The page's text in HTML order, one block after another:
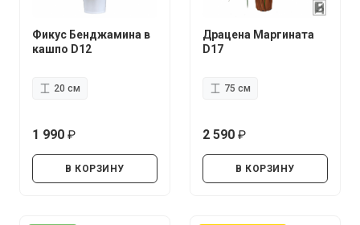
Фикус Бенджамина в
кашпо D12
20 см
1 990
В КОРЗИНУ
Драцена Маргината
D17
75 см
2 590
В КОРЗИНУ